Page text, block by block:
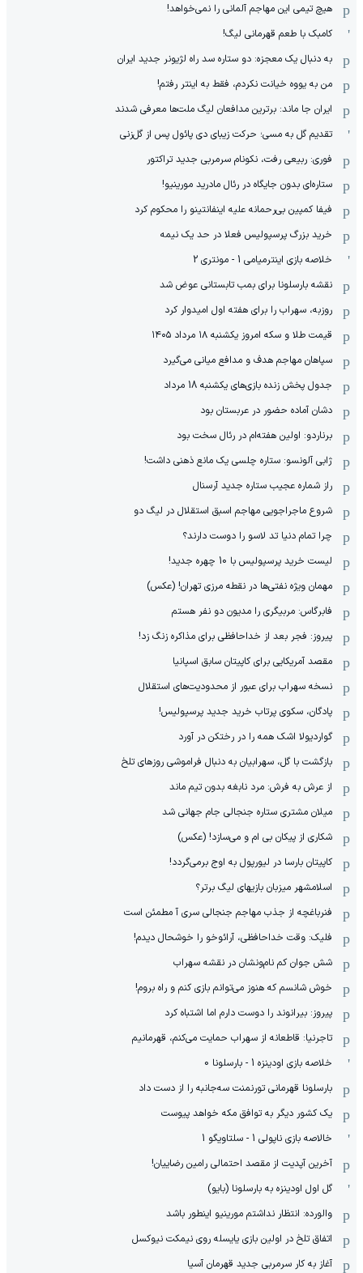
هیچ‌ تیمی این مهاجم آلمانی را نمی‌خواهد!
کامبک با طعم قهرمانی لیگ!
به دنبال یک معجزه: دو ستاره سد راه لژیونر جدید ایران
من به یووه خیانت نکردم، فقط به اینتر رفتم!
ایران جا ماند: برترین مدافعان لیگ ملت‌ها معرفی شدند
تقدیم گل به مسی؛ حرکت زیبای دی پائول پس از گل‌زنی
فوری: ربیعی رفت، نکونام سرمربی جدید تراکتور
ستاره‌ای بدون جایگاه در رئال مادرید مورینیو!
فیفا کمپین بی‌رحمانه علیه اینفانتینو را محکوم کرد
خرید بزرگ پرسپولیس فعلا در حد یک نیمه
خلاصه بازی اینترمیامی 1 - مونتری 2
نقشه بارسلونا برای بمب تابستانی عوض شد
روزبه، سهراب را برای هفته اول امیدوار کرد
قیمت طلا و سکه امروز یکشنبه ۱۸ مرداد ۱۴۰۵
سپاهان مهاجم هدف و مدافع میانی می‌گیرد
جدول پخش زنده بازی‌های یکشنبه 18 مرداد
دشان آماده حضور در عربستان بود
برناردو: اولین هفته‌ام در رئال سخت بود
ژابی آلونسو: ستاره چلسی یک مانع ذهنی داشت!
راز شماره عجیب ستاره جدید آرسنال
شروع ماجراجویی مهاجم اسبق استقلال در لیگ دو
چرا تمام دنیا تد لاسو را دوست دارند؟
لیست خرید پرسپولیس با 10 چهره جدید!
مهمان‌ ویژه نفتی‌ها در نقطه مرزی تهران! (عکس)
فابرگاس: مربیگری را مدیون دو نفر هستم
پیروز: فجر بعد از خداحافظی برای مذاکره زنگ زد!
مقصد آمریکایی برای کاپیتان سابق اسپانیا
نسخه سهراب برای عبور از محدودیت‌های استقلال
پادگان، سکوی پرتاب خرید جدید پرسپولیس!
گواردیولا اشک همه را در رختکن در آورد
بازگشت با گل، سهرابیان به دنبال فراموشی روزهای تلخ
از عرش به فرش: مرد نابغه‌ بدون تیم ماند
میلان مشتری ستاره جنجالی جام جهانی شد
شکاری از پیکان بی ام و می‌سازد! (عکس)
کاپیتان بارسا در لیورپول به اوج برمی‌گردد!
اسلامشهر میزبان بازیهای لیگ برتر؟
فنرباغچه از جذب مهاجم جنجالی سری آ مطمئن است
فلیک: وقت خداحافظی، آرائوخو را خوشحال دیدم!
شش جوان کم نام‌و‌نشان در نقشه سهراب
خوش شانسم که هنوز می‌توانم بازی کنم و راه بروم!
پیروز: بیرانوند را دوست دارم اما اشتباه کرد
تاجرنیا: قاطعانه از سهراب حمایت می‌کنم، قهرمانیم
خلاصه بازی اودینزه 1 - بارسلونا 0
بارسلونا قهرمانی تورنمنت سه‌جانبه را از دست داد
یک کشور دیگر به توافق مکه خواهد پیوست
خالاصه بازی ناپولی 1 - سلتاویگو 1
آخرین آپدیت از مقصد احتمالی رامین رضاییان!
گل اول اودینزه به بارسلونا (بایو)
والورده: انتظار نداشتم مورینیو اینطور باشد
اتفاق تلخ در اولین بازی یایسله روی نیمکت نیوکسل
آغاز به کار سرمربی جدید قهرمان آسیا